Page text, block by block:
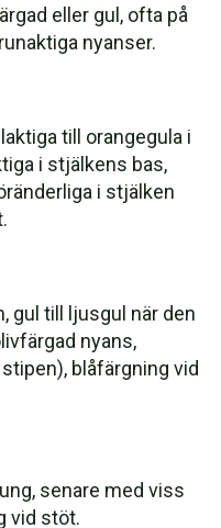
eller gul, ofta på
nyanser.
till orangegula i
i stjälkens bas,
i stjälken
gul till ljusgul när den
nyans,
blåfärgning vid
senare med viss
vid stöt.